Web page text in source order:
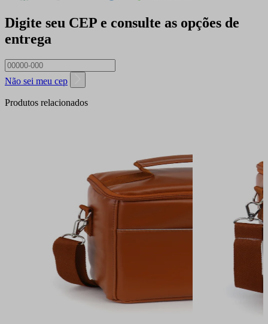
Digite seu CEP e consulte as opções de
entrega
Não sei meu cep
Produtos relacionados